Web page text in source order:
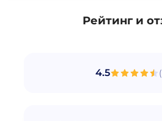
Рейтинг и
4.5 (